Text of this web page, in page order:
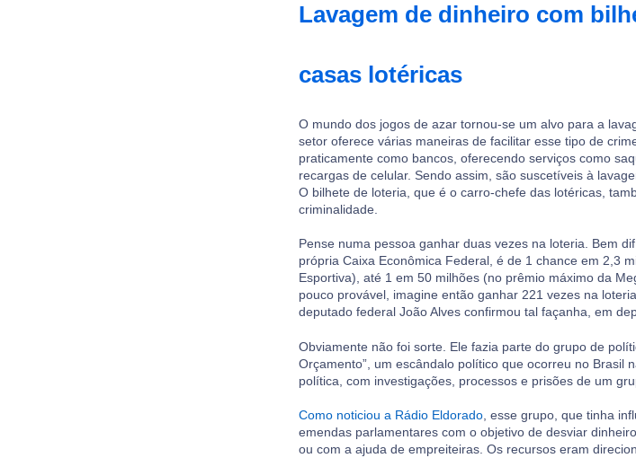
Lavagem de dinheiro com
casas lotéricas
O mundo dos jogos de azar tornou-se um alvo para a
setor oferece várias maneiras de facilitar esse tipo de
praticamente como bancos, oferecendo serviços como
recargas de celular. Sendo assim, são suscetíveis à
O bilhete de loteria, que é o carro-chefe das lotéricas,
criminalidade.
Pense numa pessoa ganhar duas vezes na loteria. Bem
própria Caixa Econômica Federal, é de 1 chance em 2,3
Esportiva), até 1 em 50 milhões (no prêmio máximo da
pouco provável, imagine então ganhar 221 vezes na
deputado federal João Alves confirmou tal façanha, em
Obviamente não foi sorte. Ele fazia parte do grupo de
Orçamento”, um escândalo político que ocorreu no Brasil
política, com investigações, processos e prisões de um
Como noticiou a Rádio Eldorado, esse grupo, que tinha
emendas parlamentares com o objetivo de desviar
ou com a ajuda de empreiteiras. Os recursos eram